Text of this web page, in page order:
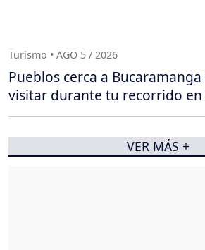
Turismo • AGO 5 / 2026
Pueblos cerca a
visitar durante tu recorrido
VER MÁS +